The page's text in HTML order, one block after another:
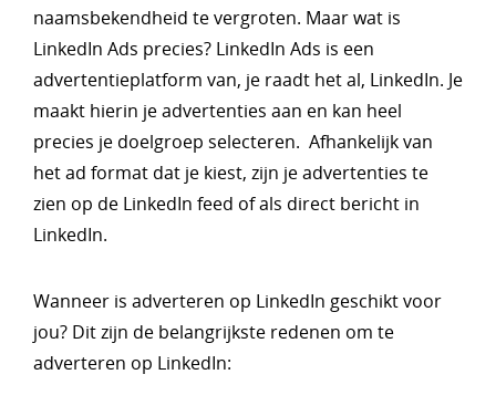
naamsbekendheid te vergroten. Maar wat is
LinkedIn Ads precies? LinkedIn Ads is een
advertentieplatform van, je raadt het al, LinkedIn. Je
maakt hierin je advertenties aan en kan heel
precies je doelgroep selecteren. Afhankelijk van
het ad format dat je kiest, zijn je advertenties te
zien op de LinkedIn feed of als direct bericht in
LinkedIn.
Wanneer is adverteren op LinkedIn geschikt voor
jou? Dit zijn de belangrijkste redenen om te
adverteren op LinkedIn: